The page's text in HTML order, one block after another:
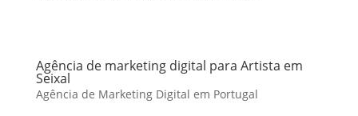
Agência de marketing digital para Artista em
Seixal
Agência de Marketing Digital em Portugal